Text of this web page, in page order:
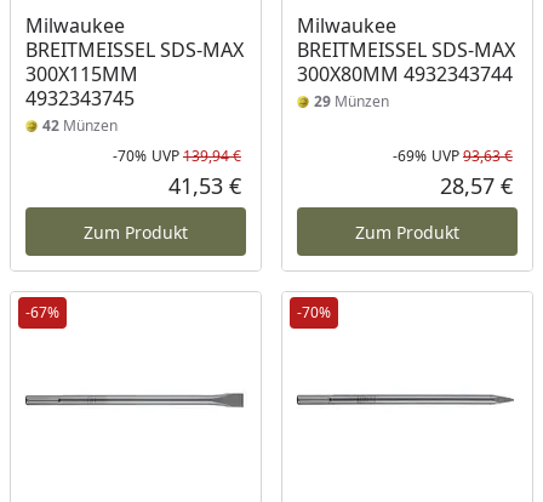
Milwaukee
BREITMEISSEL SDS-MAX
300X115MM
4932343745
42 Münzen
Rabatt in Prozent
-70%
Ursprünglicher Preis
UVP139,94 €
Aktueller Preis
41,53 €
Zum Produkt
Milwaukee
BREITMEISSEL SDS-MAX
300X80MM 4932343744
29Münzen
-69% UVP93,63 €
28,57 €
Zum Produkt
-67% -70%